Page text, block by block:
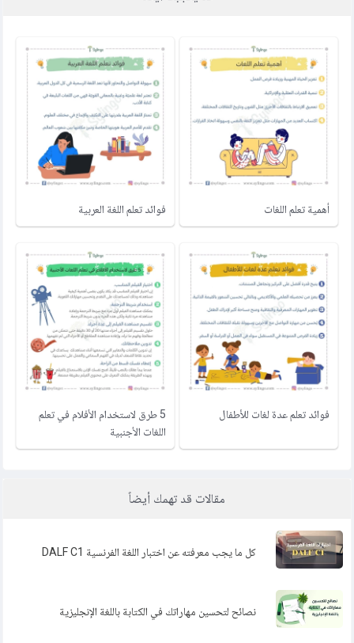
أهمية تعلم اللغات فوائد تعلم اللغة العربية
فوائد تعلم عدة لغات للأطفال
5 طرق لاستخدام الأفلام في تعلم
اللغات الأجنبية
مقالات قد تهمك أيضاً
كل ما يجب معرفته عن اختبار اللغة الفرنسية DALF C1
نصائح لتحسين مهاراتك في الكتابة باللغة الإنجليزية